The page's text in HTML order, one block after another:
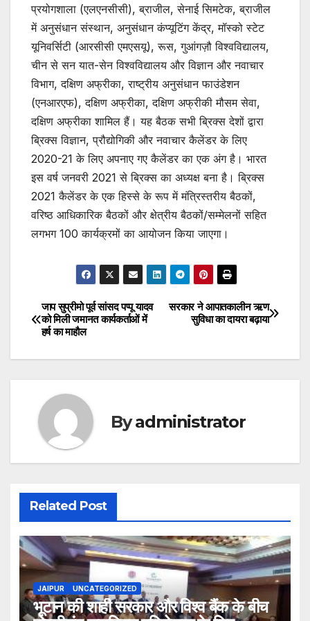
प्रयोगशाला (एलएनसीसी), ब्राजील, सेनाई सिमटेक, ब्राजील
में अनुसंधान संस्थान, अनुसंधान कंप्यूटिंग केंद्र, मॉस्को स्टेट
यूनिवर्सिटी (आरसीसी एमएसयू), रूस, गुआंगज़ौ विश्वविद्यालय,
चीन से सन यात-सेन विश्वविद्यालय और विज्ञान और नवाचार
विभाग, दक्षिण अफ्रीका, राष्ट्रीय अनुसंधान फाउंडेशन
(एनआरएफ), दक्षिण अफ्रीका, दक्षिण अफ्रीकी मौसम सेवा,
दक्षिण अफ्रीका शामिल हैं। यह बैठक सभी ब्रिक्स देशों द्वारा
ब्रिक्स विज्ञान, प्रौद्योगिकी और नवाचार कैलेंडर के लिए
2020-21 के लिए अपनाए गए कैलेंडर का एक अंग है। भारत
इस वर्ष जनवरी 2021 से ब्रिक्स का अध्यक्ष बना है। ब्रिक्स
2021 कैलेंडर के एक हिस्से के रूप में मंत्रिस्तरीय बैठकों,
वरिष्ठ आधिकारिक बैठकों और क्षेत्रीय बैठकों/सम्मेलनों सहित
लगभग 100 कार्यक्रमों का आयोजन किया जाएगा।
Post
navigation
सरकार ने आपातकालीन ऋण
सुविधा का दायरा बढ़ाया
जाप सुप्रीमो पूर्व सांसद पप्पू यादव
को मिली जमानत कार्यकर्ताओं में
हर्ष का माहौल
Byadministrator
Related Post
JAIPUR UNCATEGORIZED
भूटान की शाही सरकार और विश्व बैंक के बीच